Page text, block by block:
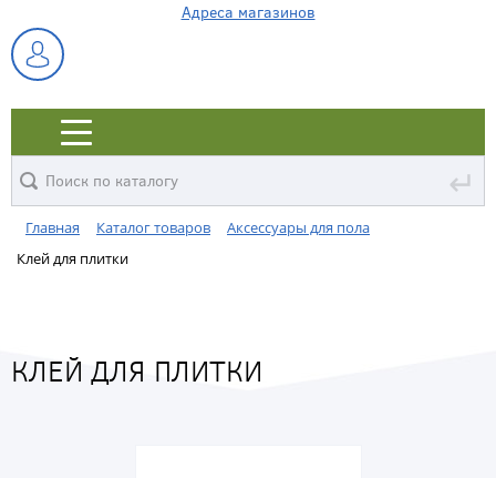
Адреса магазинов
↵
Главная Каталог товаров
Аксессуары для пола
Клей для плитки
КЛЕЙ ДЛЯ ПЛИТКИ